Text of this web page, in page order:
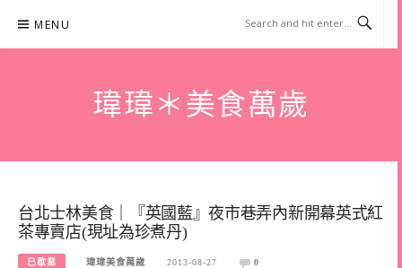
content
MENU
瑋瑋＊美食萬歲
台北士林美食｜『英國藍』夜市巷弄內新開幕英式紅
茶專賣店(現址為珍煮丹)
已歇業 瑋瑋美食萬歲 2013-08-27 0